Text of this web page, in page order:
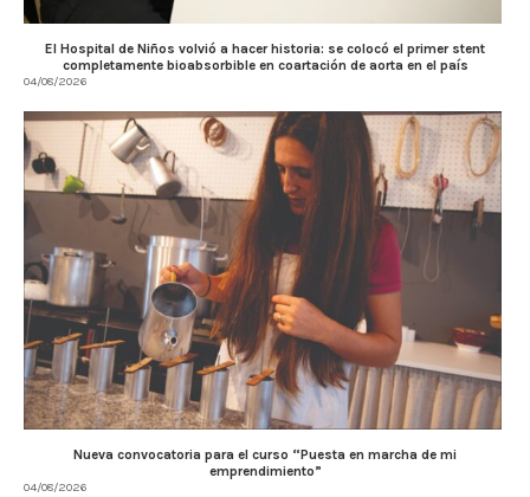
El Hospital de Niños volvió a hacer historia: se colocó el primer stent
completamente bioabsorbible en coartación de aorta en el país
04/08/2026
Nueva convocatoria para el curso “Puesta en marcha de mi
emprendimiento”
04/08/2026